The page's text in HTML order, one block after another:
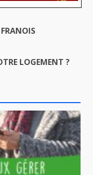
LOGEMENT ?